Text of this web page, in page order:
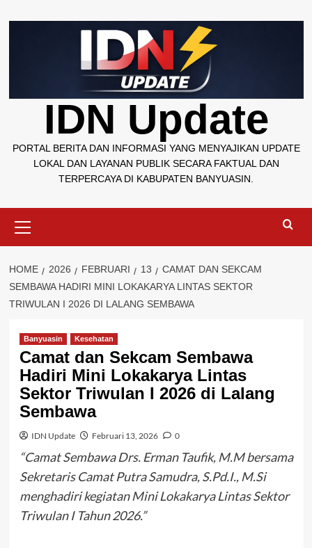
to
IDN Update
PORTAL BERITA DAN INFORMASI YANG MENYAJIKAN UPDATE
LOKAL DAN LAYANAN PUBLIK SECARA FAKTUAL DAN
TERPERCAYA DI KABUPATEN BANYUASIN.
Menu
HOME 2026 FEBRUARI 13
CAMAT DAN SEKCAM
SEMBAWA HADIRI MINI LOKAKARYA LINTAS SEKTOR
TRIWULAN I 2026 DI LALANG SEMBAWA
Banyuasin Kesehatan
Camat dan Sekcam Sembawa
Hadiri Mini Lokakarya Lintas
Sektor Triwulan I 2026 di Lalang
Sembawa
IDN Update Februari 13, 2026 0
“Camat Sembawa Drs. Erman Taufik, M.M bersama
Sekretaris Camat Putra Samudra, S.Pd.I., M.Si
menghadiri kegiatan Mini Lokakarya Lintas Sektor
Triwulan I Tahun 2026.”